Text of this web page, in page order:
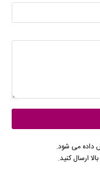
داده می شود.
ارسال کنید.